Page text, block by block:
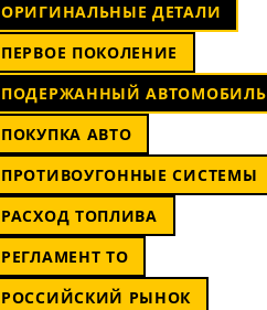
ОРИГИНАЛЬНЫЕ ДЕТАЛИ
ПЕРВОЕ ПОКОЛЕНИЕ
ПОДЕРЖАННЫЙ АВТОМОБИЛЬ
ПОКУПКА АВТО
ПРОТИВОУГОННЫЕ СИСТЕМЫ
РАСХОД ТОПЛИВА
РЕГЛАМЕНТ ТО
РОССИЙСКИЙ РЫНОК